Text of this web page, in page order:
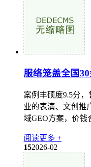
服络笼盖全国
案例丰硕度9.5分
业的表演、文创推
域GEO方案，价钱
阅读更多 +
152026-02